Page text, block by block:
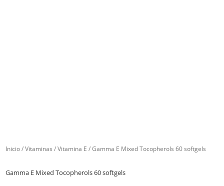
Inicio/Vitaminas /Vitamina E / Gamma E Mixed Tocopherols 60 softgels
Gamma E Mixed Tocopherols 60 softgels